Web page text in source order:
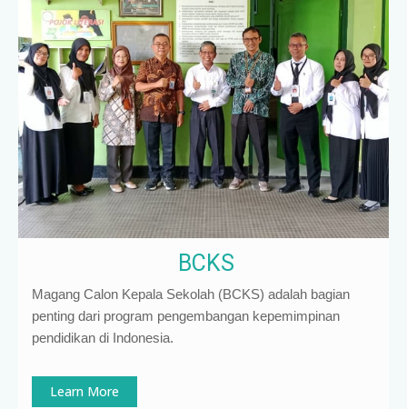
BCKS
Magang Calon Kepala Sekolah (BCKS) adalah bagian
penting dari program pengembangan kepemimpinan
pendidikan di Indonesia.
Learn More